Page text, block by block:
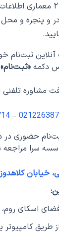
شما می توانید در
پنجره و محل
ثبت‌نام
دکمه«ثبـت‌نام»
مشاوره تلفنی
–
حضوری در
سرا مراجعه
(دولت)، خیابان
اسکای
طریق